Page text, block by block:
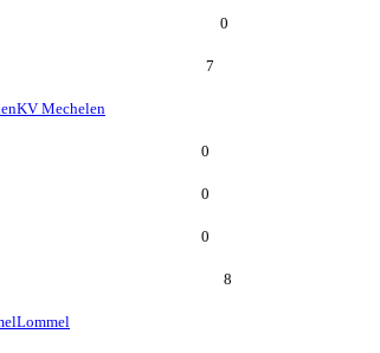
0
7
KV Mechelen
0
0
0
8
Lommel